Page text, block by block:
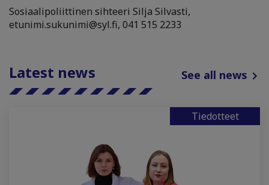
Sosiaalipoliittinen sihteeri Silja Silvasti,
etunimi.sukunimi@syl.fi, 041 515 2233
Latest news See all news
Tiedotteet